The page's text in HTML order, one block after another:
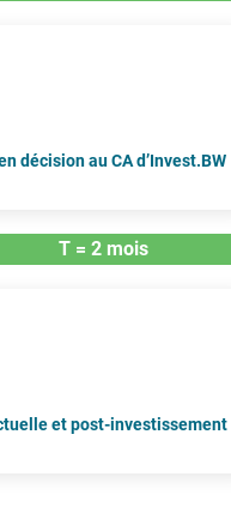
décision au CA d’Invest.BW
T = 2 mois
et post-investissement